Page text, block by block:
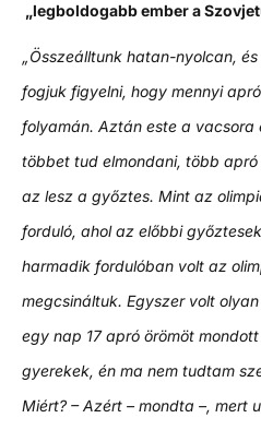
„legboldogabb ember a
„Összeálltunk hatan-nyolcan,
fogjuk figyelni, hogy mennyi
folyamán. Aztán este a vacsora
többet tud elmondani, több
az lesz a győztes. Mint az
forduló, ahol az előbbi
harmadik fordulóban volt az
megcsináltuk. Egyszer volt
egy nap 17 apró örömöt
gyerekek, én ma nem tudtam
Miért? – Azért – mondta –, mert